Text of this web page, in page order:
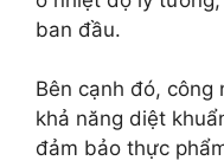
ban đầu.
Bên cạnh đó, công
khả năng diệt
đảm bảo thực